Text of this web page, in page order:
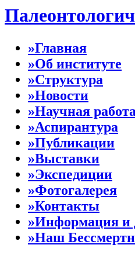
»Главная
»Об институте
»Структура
»Новости
»Научная работа
»Аспирантура
»Публикации
»Выставки
»Экспедиции
»Фотогалерея
»Контакты
»Информация и
»Наш